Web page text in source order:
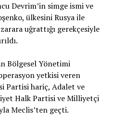
Devrim’in simge ismi ve
ülkesini Rusya ile
uğrattığı gerekçesiyle
Bölgesel Yönetimi
yetkisi veren
Partisi hariç, Adalet ve
Halk Partisi ve Milliyetçi
Meclis’ten geçti.